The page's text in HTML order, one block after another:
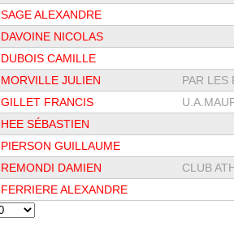
SAGE ALEXANDRE
DAVOINE NICOLAS
DUBOIS CAMILLE
MORVILLE JULIEN
PAR LES
GILLET FRANCIS
HEE SÉBASTIEN
PIERSON GUILLAUME
REMONDI DAMIEN
CLUB
FERRIERE ALEXANDRE